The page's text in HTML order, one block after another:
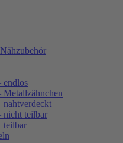
endlos
Metallzähnchen
nahtverdeckt
nicht teilbar
teilbar